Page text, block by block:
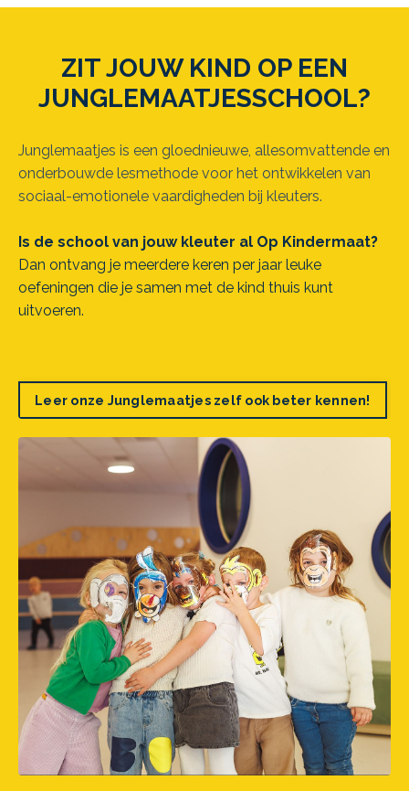
ZIT JOUW KIND OP EEN
JUNGLEMAATJESSCHOOL?
Junglemaatjes is een gloednieuwe, allesomvattende en
onderbouwde lesmethode voor het ontwikkelen van
sociaal-emotionele vaardigheden bij kleuters.
Is de school van jouw kleuter al Op Kindermaat?
Dan ontvang je meerdere keren per jaar leuke
oefeningen die je samen met de kind thuis kunt
uitvoeren.
Leer onze Junglemaatjes zelf ook beter kennen!